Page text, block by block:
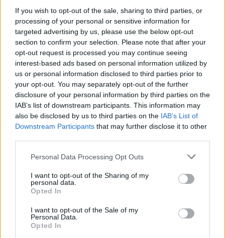
If you wish to opt-out of the sale, sharing to third parties, or
processing of your personal or sensitive information for
targeted advertising by us, please use the below opt-out
section to confirm your selection. Please note that after your
opt-out request is processed you may continue seeing
interest-based ads based on personal information utilized by
us or personal information disclosed to third parties prior to
your opt-out. You may separately opt-out of the further
disclosure of your personal information by third parties on the
IAB’s list of downstream participants. This information may
also be disclosed by us to third parties on the IAB’s List of
Downstream Participants that may further disclose it to other
Personal Data Processing Opt Outs
I want to opt-out of the Sharing of my
personal data.
Opted In
I want to opt-out of the Sale of my
Personal Data.
Opted In